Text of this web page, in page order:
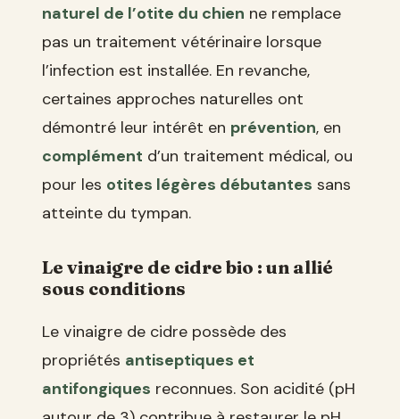
naturel de l’otite du chien ne remplace
pas un traitement vétérinaire lorsque
l’infection est installée. En revanche,
certaines approches naturelles ont
démontré leur intérêt en prévention, en
complément d’un traitement médical, ou
pour les otites légères débutantes sans
atteinte du tympan.
Le vinaigre de cidre bio : un allié
sous conditions
Le vinaigre de cidre possède des
propriétés antiseptiques et
antifongiques reconnues. Son acidité (pH